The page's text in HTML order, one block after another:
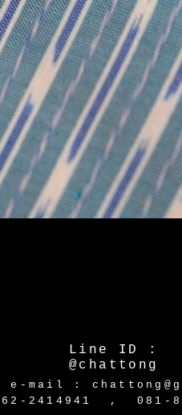
Line ID :
@chattong
e-mail :
2414941 , 081-